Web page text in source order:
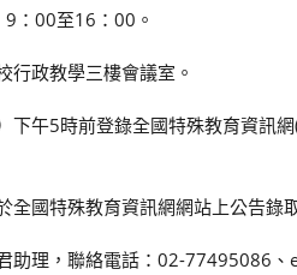
：00至16：00。
行政教學三樓會議室。
下午5時前登錄全國特殊教育資訊
國特殊教育資訊網網站上公告錄
助理，聯絡電話：02-77495086